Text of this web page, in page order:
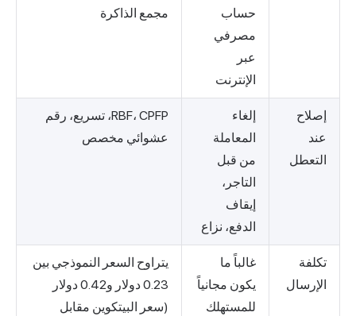
حساب
مصرفي
عبر
الإنترنت
مجمع الذاكرة
إصلاح
عند
التعطل
إلغاء
المعاملة
من قبل
التاجر،
إيقاف
الدفع، نزاع
RBF، CPFP، تسريع، رقم
عشوائي مخصص
تكلفة
الإرسال
غالباً ما
يكون مجانياً
للمستهلك
يتراوح السعر النموذجي بين
0.23 دولار و0.42 دولار
(سعر البيتكوين مقابل